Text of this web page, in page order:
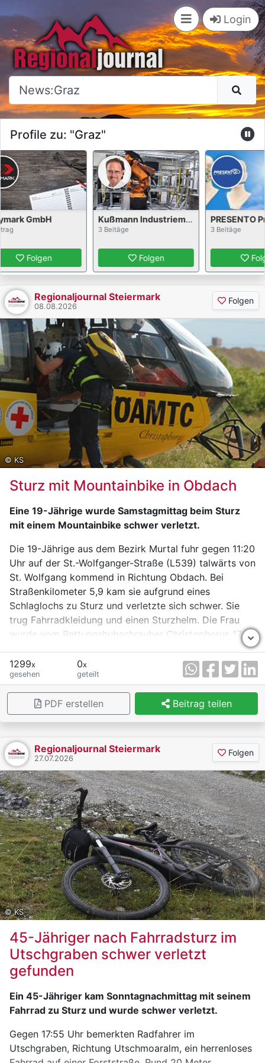
Login
Profile zu: "Graz"
Kußmann Industriemontagen GmbH PRESENTO Prazsky
Regionaljournal Steiermark
08.08.2026
Folgen
© KS
Sturz mit Mountainbike in Obdach
Eine 19-Jährige wurde Samstagmittag beim Sturz
mit einem Mountainbike schwer verletzt.
Die 19-Jährige aus dem Bezirk Murtal fuhr gegen 11:20
Uhr auf der St.-Wolfganger-Straße (L539) talwärts von
St. Wolfgang kommend in Richtung Obdach. Bei
Straßenkilometer 5,9 kam sie aufgrund eines
Schlaglochs zu Sturz und verletzte sich schwer. Sie
trug Fahrradkleidung und einen Sturzhelm. Die Frau
wurde vom Rettungshubschrauber Christophorus 17 in
1299x
gesehen
0x
geteilt
PDF erstellen Beitrag teilen
Regionaljournal Steiermark
27.07.2026
Folgen
© KS
45-Jähriger nach Fahrradsturz im
Utschgraben schwer verletzt
gefunden
Ein 45-Jähriger kam Sonntagnachmittag mit seinem
Fahrrad zu Sturz und wurde schwer verletzt.
Gegen 17:55 Uhr bemerkten Radfahrer im
Utschgraben, Richtung Utschmoaralm, ein herrenloses